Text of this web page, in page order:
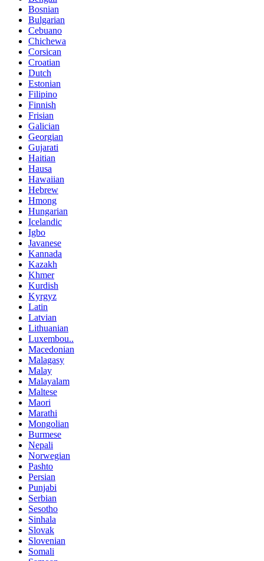
Bosnian
Bulgarian
Cebuano
Chichewa
Corsican
Croatian
Dutch
Estonian
Filipino
Finnish
Frisian
Galician
Georgian
Gujarati
Haitian
Hausa
Hawaiian
Hebrew
Hmong
Hungarian
Icelandic
Igbo
Javanese
Kannada
Kazakh
Khmer
Kurdish
Kyrgyz
Latin
Latvian
Lithuanian
Luxembou..
Macedonian
Malagasy
Malay
Malayalam
Maltese
Maori
Marathi
Mongolian
Burmese
Nepali
Norwegian
Pashto
Persian
Punjabi
Serbian
Sesotho
Sinhala
Slovak
Slovenian
Somali